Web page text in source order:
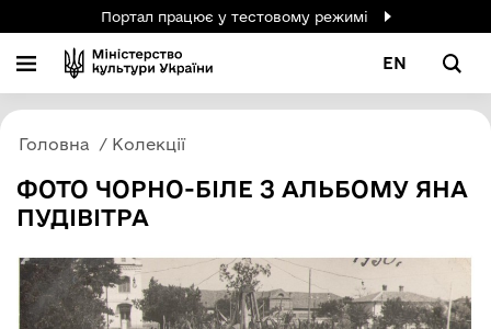
Портал працює у тестовому режимі
EN
Головна Колекції
ФОТО ЧОРНО-БІЛЕ З АЛЬБОМУ ЯНА
ПУДІВІТРА